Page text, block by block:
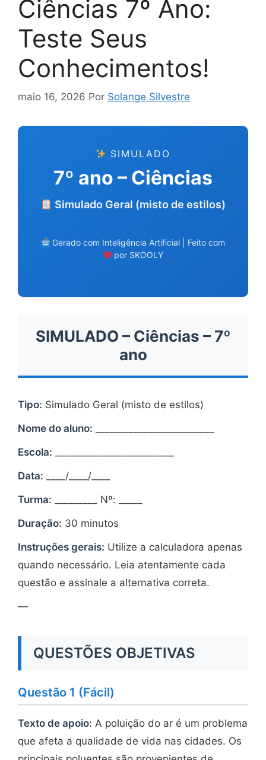
Ciências 7º Ano:
Teste Seus
Conhecimentos!
maio 16, 2026 Por Solange Silvestre
SIMULADO
7º ano – Ciências
Simulado Geral (misto de estilos)
Gerado com Inteligência Artificial | Feito com
por SKOOLY
SIMULADO – Ciências – 7º
ano
Tipo: Simulado Geral (misto de estilos)
Nome do aluno:
Escola:
Data: ____/____/____
Turma: _________ Nº: _____
Duração: 30 minutos
Instruções gerais: Utilize a calculadora apenas
quando necessário. Leia atentamente cada
questão e assinale a alternativa correta.
—
QUESTÕES OBJETIVAS
Questão 1 (Fácil)
Texto de apoio: A poluição do ar é um problema
que afeta a qualidade de vida nas cidades. Os